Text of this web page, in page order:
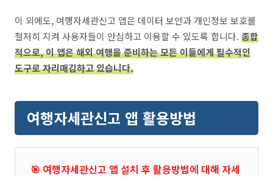
이 외에도, 여행자세관신고 앱은 데이터 보안과 개인정보 보호를
철저히 지켜 사용자들이 안심하고 이용할 수 있도록 합니다. 종합
적으로, 이 앱은 해외 여행을 준비하는 모든 이들에게 필수적인
도구로 자리매김하고 있습니다.
여행자세관신고 앱 활용방법
🎯 여행자세관신고 앱 설치 후 활용방법에 대해 자세